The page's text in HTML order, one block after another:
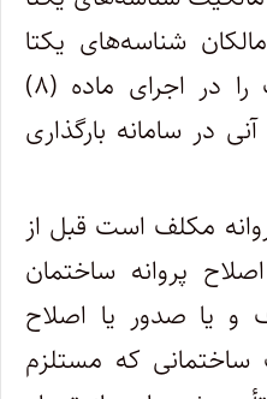
شناسه‌های یکتا
می‌باشند و باید تغییرات را در اجرای ماده (۸)
در سامانه بارگذاری
مکلف است قبل از
پروانه ساختمان
یا صدور یا اصلاح
ساختمانی که مستلزم